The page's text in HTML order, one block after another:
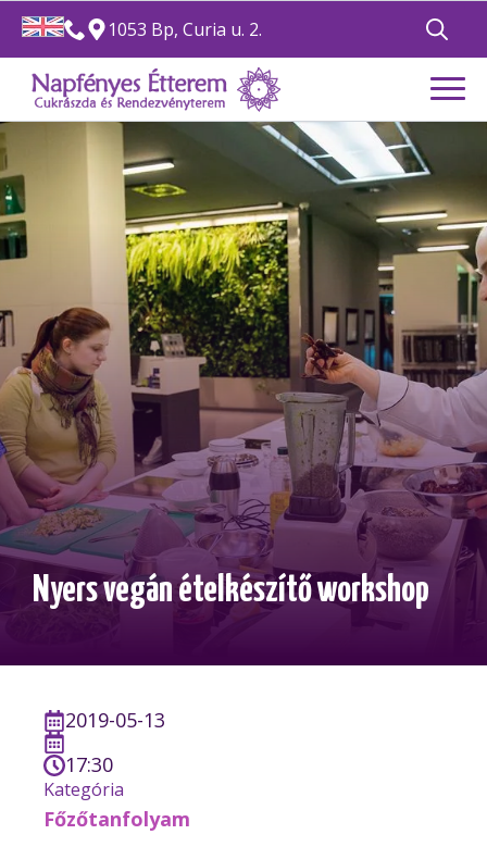
1053 Bp, Curia u. 2.
for:
Nyers vegán ételkészítő workshop
2019-05-13
17:30
Kategória
Főzőtanfolyam